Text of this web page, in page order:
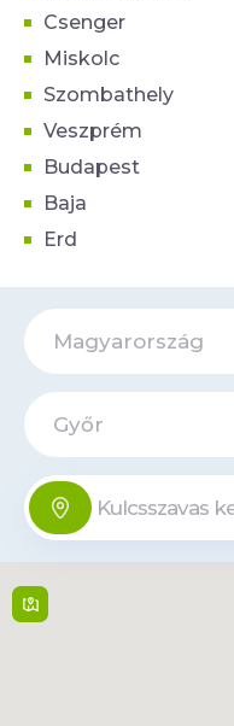
Csenger
Miskolc
Szombathely
Veszprém
Budapest
Baja
Erd
Magyarország
Győr